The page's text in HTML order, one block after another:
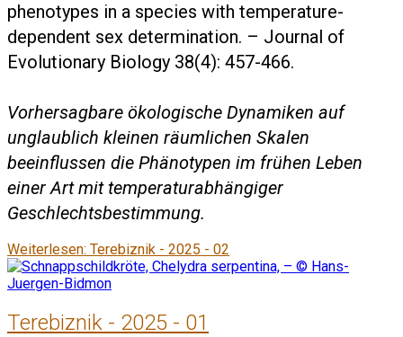
phenotypes in a species with temperature-
dependent sex determination. – Journal of
Evolutionary Biology 38(4): 457-466.
Vorhersagbare ökologische Dynamiken auf
unglaublich kleinen räumlichen Skalen
beeinflussen die Phänotypen im frühen Leben
einer Art mit temperaturabhängiger
Geschlechtsbestimmung.
Weiterlesen: Terebiznik - 2025 - 02
Terebiznik - 2025 - 01